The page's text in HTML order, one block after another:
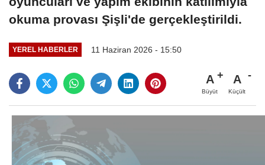
okuma provası Şişli'de gerçekleştirildi.
YEREL HABERLER 11 Haziran 2026 - 15:50
A
Büyüt
A
Küçült